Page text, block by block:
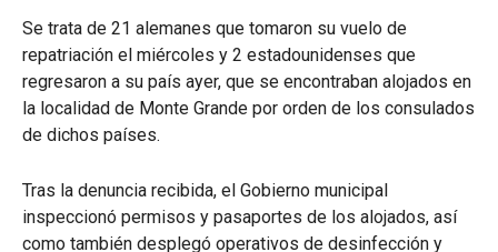
Se trata de 21 alemanes que tomaron su vuelo de
repatriación el miércoles y 2 estadounidenses que
regresaron a su país ayer, que se encontraban alojados en
la localidad de Monte Grande por orden de los consulados
de dichos países.
Tras la denuncia recibida, el Gobierno municipal
inspeccionó permisos y pasaportes de los alojados, así
como también desplegó operativos de desinfección y